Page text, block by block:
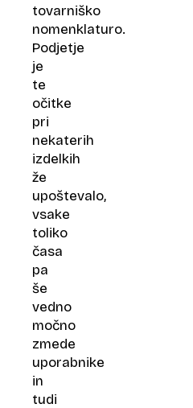
tovarniško
nomenklaturo.
Podjetje
je
te
očitke
pri
nekaterih
izdelkih
že
upoštevalo,
vsake
toliko
časa
pa
še
vedno
močno
zmede
uporabnike
in
tudi